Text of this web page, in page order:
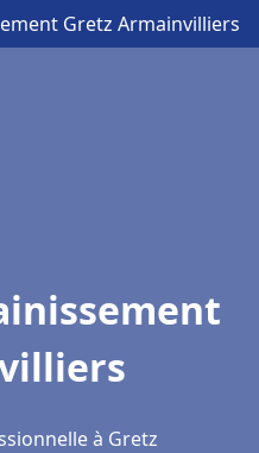
Gretz Armainvilliers
à Gretz